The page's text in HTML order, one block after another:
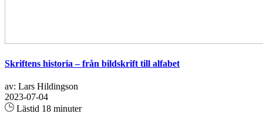
Skriftens historia – från bildskrift till alfabet
av: Lars Hildingson
2023-07-04
Lästid 18 minuter